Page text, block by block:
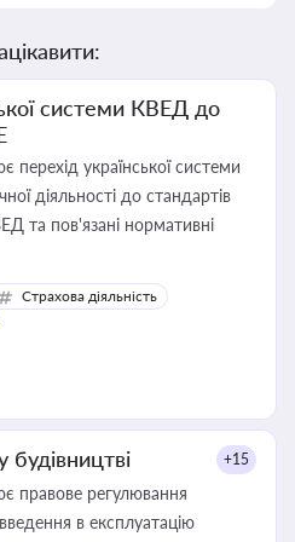
системи КВЕД до
перехід української системи
діяльності до стандартів
та пов'язані нормативні
Страхова діяльність
будівництві +15
правове регулювання
в експлуатацію